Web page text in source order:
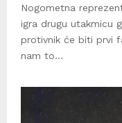
Nogometna
igra drugu utakmicu
protivnik će biti prvi
nam to...